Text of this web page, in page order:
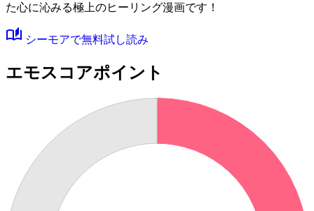
た心に沁みる極上のヒーリング漫画です！
auto_stories シーモアで無料試し読み
エモスコアポイント